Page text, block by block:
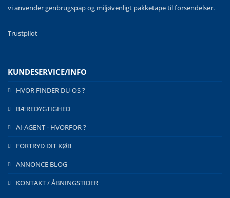
vi anvender genbrugspap og miljøvenligt pakketape til forsendelser.
Trustpilot
KUNDESERVICE/INFO
HVOR FINDER DU OS ?
BÆREDYGTIGHED
AI-AGENT - HVORFOR ?
FORTRYD DIT KØB
ANNONCE BLOG
KONTAKT / ÅBNINGSTIDER